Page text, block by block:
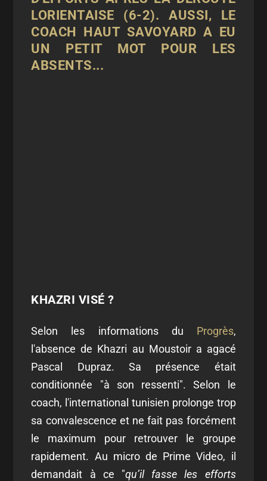
LORIENTAISE (6-2). AUSSI, LE
COACH HAUT SAVOYARD A EU
UN PETIT MOT POUR LES
ABSENTS...
KHAZRI VISÉ ?
Selon les informations du Progrès,
l'absence de Khazri au Moustoir a agacé
Pascal Dupraz. Sa présence était
conditionnée "à son ressenti". Selon le
coach, l'international tunisien prolonge trop
sa convalescence et ne fait pas forcément
le maximum pour retrouver le groupe
rapidement. Au micro de Prime Video, il
demandait à ce "qu’il fasse les efforts